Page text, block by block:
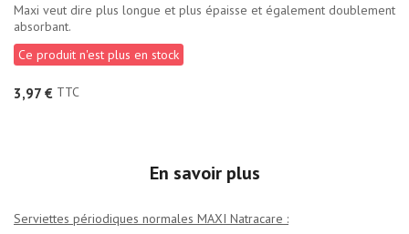
Maxi veut dire plus longue et plus épaisse et également doublement
absorbant.
Ce produit n'est plus en stock
3,97 € TTC
En savoir plus
Serviettes périodiques normales MAXI Natracare :